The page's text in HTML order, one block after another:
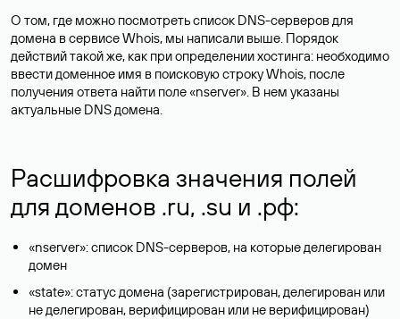
О том, где можно посмотреть список DNS-серверов для
домена в сервисе Whois, мы написали выше. Порядок
действий такой же, как при определении хостинга: необходимо
ввести доменное имя в поисковую строку Whois, после
получения ответа найти поле «nserver». В нем указаны
актуальные DNS домена.
Расшифровка значения полей
для доменов .ru, .su и .рф:
«nserver»: список DNS-серверов, на которые делегирован
домен
«state»: статус домена (зарегистрирован, делегирован или
не делегирован, верифицирован или не верифицирован)